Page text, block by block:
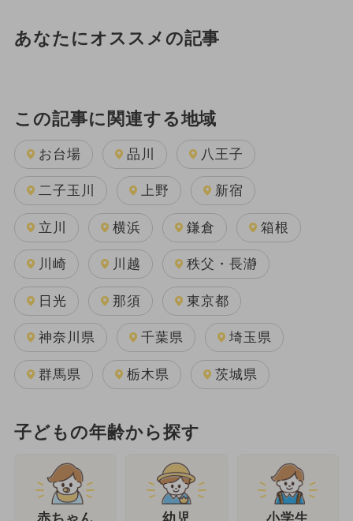
あなたにオススメの記事
この記事に関連する地域
お台場 品川 八王子
二子玉川 上野 新宿
立川 横浜 鎌倉 箱根
川崎 川越 秩父・長瀞
日光 那須 東京都
神奈川県 千葉県 埼玉県
群馬県 栃木県 茨城県
子どもの年齢から探す
幼児